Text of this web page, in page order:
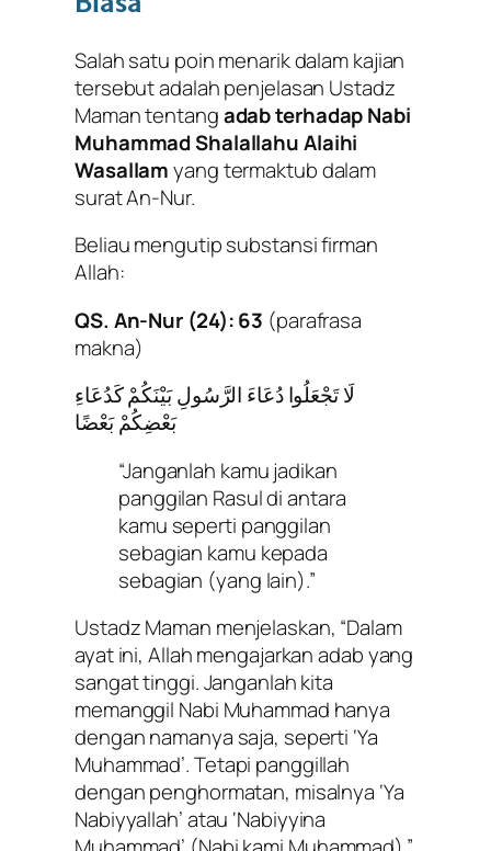
Salah satu poin menarik dalam kajian
tersebut adalah penjelasan Ustadz
Maman tentangadab terhadap Nabi
Muhammad Shalallahu Alaihi
Wasallamyang termaktub dalam
surat An-Nur.
Beliau mengutip substansi firman
Allah:
QS. An-Nur (24): 63 (parafrasa
makna)
لَا تَجْعَلُوا دُعَاءَ الرَّسُولِ بَيْنَكُمْ كَدُعَاءِ
بَعْضِكُمْ بَعْضًا
“Janganlah kamu jadikan
panggilan Rasul di antara
kamu seperti panggilan
sebagian kamu kepada
sebagian (yang lain).”
Ustadz Maman menjelaskan, “Dalam
ayat ini, Allah mengajarkan adab yang
sangat tinggi. Janganlah kita
memanggil Nabi Muhammad hanya
dengan namanya saja, seperti ‘Ya
Muhammad’. Tetapi panggillah
dengan penghormatan, misalnya ‘Ya
Nabiyyallah’atau ‘Nabiyyina